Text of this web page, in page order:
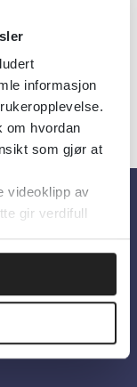
informasjon
om hvordan
som gjør at
videoklipp av
gir verdifull